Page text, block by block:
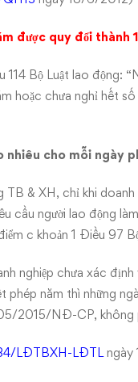
được quy đổi thành
114 Bộ Luật lao động:
hoặc chưa nghỉ hết
nhiêu cho mỗi ngày
TB & XH, chỉ khi
cầu người lao động
c khoản 1 Điều 97
nghiệp chưa xác
phép năm thì những
2015/NĐ-CP, không
LĐTBXH-LĐTLngày